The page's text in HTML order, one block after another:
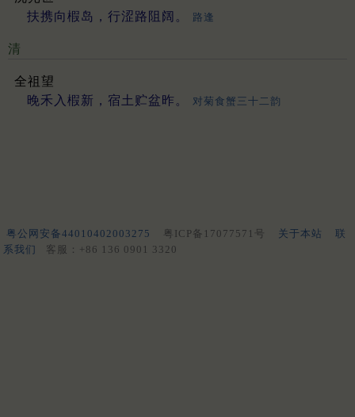
扶携向椵岛，行涩路阻阔。
路逢
清
全祖望
晚禾入椵新，宿土贮盆昨。
对菊食蟹三十二韵
粤公网安备44010402003275 粤ICP备17077571号 关于本站
联
系我们
客服：+86 136 0901 3320